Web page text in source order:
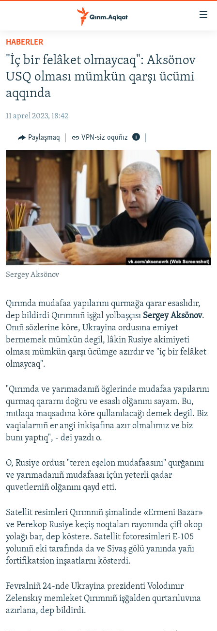
Esas
mündericege
qaytmaq
Baş
navigatsiyağa
qaytmaq
Qıdıruvğa
qaytmaq
HABERLER
SİYASET
İQTİSADİYAT
MEDENİYET
İNSAN AQLARI
VİDEO
BLOGLAR
FİKİR
Русский
Українською
QOŞULIÑIZ!
RFE/RS bütün saytları
HABERLER
"İç bir felâket olmaycaq": Aksönov
USQ olması mümkün qarşı ücümi
aqqında
11 aprel 2023, 18:42
Paylaşmaq VPN-siz oquñız
Sergey Aksönov
Qırımda mudafaa yapılarını qurmağa qarar esaslıdır,
dep bildirdi Qırımnıñ işğal yolbaşçısı Sergey Aksönov.
Onıñ sözlerine köre, Ukrayina ordusına emiyet
bermemek mümkün degil, lâkin Rusiye akimiyeti
olması mümkün qarşı ücümge azırdır ve "iç bir felâket
olmaycaq".
"Qırımda ve yarımadanıñ öglerinde mudafaa yapılarını
qurmaq qararnı doğru ve esaslı olğanını sayam. Bu,
mıtlaqa maqsadına köre qullanılacağı demek degil. Biz
vaqialarnıñ er angi inkişafına azır olmalımız ve biz
bunı yaptıq", - dei yazdı o.
O, Rusiye ordusı "teren eşelon mudafaasını" qurğanını
ve yarımadanıñ mudafaası içün yeterli qadar
quvetlerniñ olğanını qayd etti.
Satellit resimleri Qırımnıñ şimalinde «Ermeni Bazar»
ve Perekop Rusiye keçiş noqtaları rayonında çift okop
yolağı bar, dep köstere. Satellit fotoresimleri E-105
yolunıñ eki tarafında da ve Sivaş gölü yanında yañı
fortifikatsion inşaatlarnı kösterdi.
Fevralniñ 24-nde Ukrayina prezidenti Volodımır
Zelenskıy memleket Qırımnıñ işğalden qurtarıluvına
azırlana, dep bildirdi.